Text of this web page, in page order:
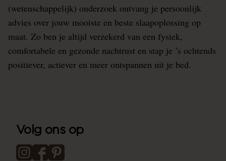
(wetenschappelijk) onderzoek ontvang je persoonlijk
advies over jouw mooiste en beste slaapoplossing op
maat. Zo ben je altijd verzekerd van een fysiek,
comfortabele en gezonde nachtrust en stap je ’s ochtends
positiever, actiever en meer ontspannen uit je bed.
Volg ons op